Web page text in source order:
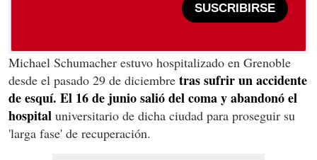
SUSCRIBIRSE
Michael Schumacher estuvo hospitalizado en Grenoble
desde el pasado 29 de diciembre tras sufrir un accidente
de esquí. El 16 de junio salió del coma y abandonó el
hospital universitario de dicha ciudad para proseguir su
'larga fase' de recuperación.